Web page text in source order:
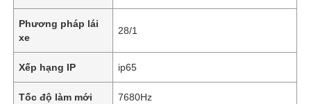
Phương pháp lái
xe
28/1
Xếp hạng IP ip65
Tốc độ làm mới 7680Hz